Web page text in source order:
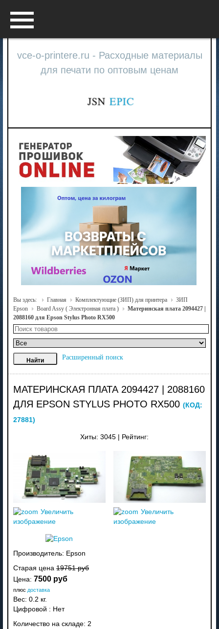
vce-o-printere.ru - Расходные материалы
для печати по оптовым ценам
Вы здесь: Главная Комплектующие (ЗИП) для принтера
ЗИП
Epson
Board Assy ( Электронная плата )
Материнская плата 2094427 |
2088160 для Epson Stylus Photo RX500
Расширенный поиск
МАТЕРИНСКАЯ ПЛАТА 2094427 | 2088160
ДЛЯ EPSON STYLUS PHOTO RX500 (КОД:
27881)
Хиты: 3045 Рейтинг:
Увеличить
изображение
Увеличить
изображение
Производитель: Epson
Старая цена 19751 руб
Цена: 7500 руб
плюс доставка
Вес: 0.2 кг.
Цифровой : Нет
Количество на складе: 2